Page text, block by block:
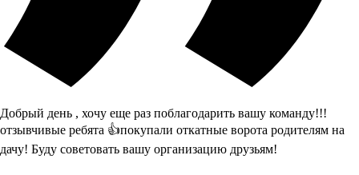
Добрый день , хочу еще раз поблагодарить вашу команду!!!
отзывчивые ребята 👍покупали откатные ворота родителям на
дачу! Буду советовать вашу организацию друзьям!